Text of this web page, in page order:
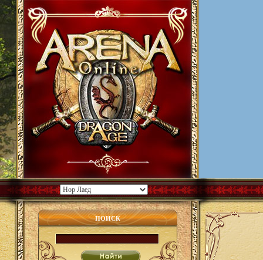
ПОИСК